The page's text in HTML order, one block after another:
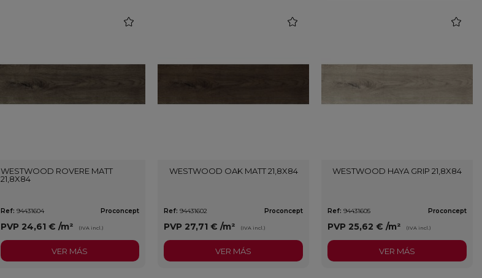
WESTWOOD ROVERE MATT
21,8X84
Ref: 94431604 Proconcept
PVP 24,61 € /m² (IVA incl.)
VER MÁS
WESTWOOD OAK MATT 21,8X84
Ref: 94431602 Proconcept
PVP 27,71 €/m² (IVA incl.)
VER MÁS
WESTWOOD HAYA GRIP 21,8X84
Ref: 94431605 Proconcept
PVP 25,62 €/m² (IVA incl.)
favorite
VER MÁS